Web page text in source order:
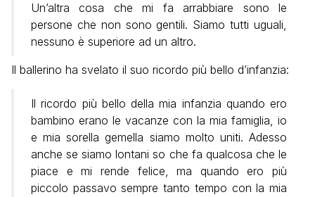
Un’altra cosa che mi fa arrabbiare sono le
persone che non sono gentili. Siamo tutti uguali,
nessuno è superiore ad un altro.
Il ballerino ha svelato il suo ricordo più bello d’infanzia:
Il ricordo più bello della mia infanzia quando ero
bambino erano le vacanze con la mia famiglia, io
e mia sorella gemella siamo molto uniti. Adesso
anche se siamo lontani so che fa qualcosa che le
piace e mi rende felice, ma quando ero più
piccolo passavo sempre tanto tempo con la mia